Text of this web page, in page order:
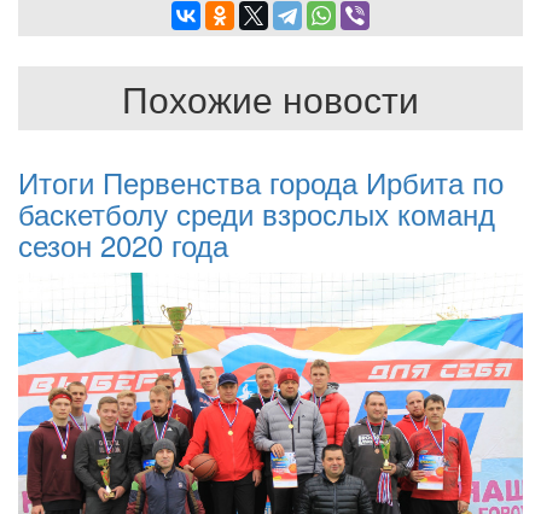
Похожие новости
Итоги Первенства города Ирбита по
баскетболу среди взрослых команд
сезон 2020 года